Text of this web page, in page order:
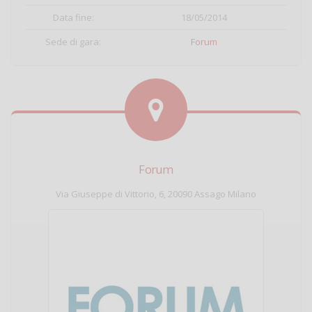
Data fine:
18/05/2014
Sede di gara:
Forum
Forum
Via Giuseppe di Vittorio, 6, 20090 Assago Milano